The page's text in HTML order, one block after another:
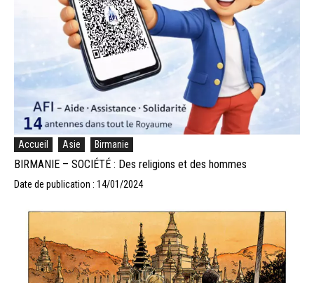
Accueil Asie Birmanie
BIRMANIE – SOCIÉTÉ : Des religions et des hommes
Date de publication : 14/01/2024